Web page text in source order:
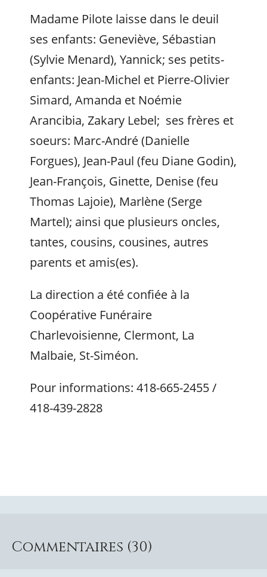
Madame Pilote laisse dans le deuil
ses enfants: Geneviève, Sébastian
(Sylvie Menard), Yannick; ses petits-
enfants: Jean-Michel et Pierre-Olivier
Simard, Amanda et Noémie
Arancibia, Zakary Lebel; ses frères et
soeurs: Marc-André (Danielle
Forgues), Jean-Paul (feu Diane Godin),
Jean-François, Ginette, Denise (feu
Thomas Lajoie), Marlène (Serge
Martel); ainsi que plusieurs oncles,
tantes, cousins, cousines, autres
parents et amis(es).
La direction a été confiée à la
Coopérative Funéraire
Charlevoisienne, Clermont, La
Malbaie, St-Siméon.
Pour informations: 418-665-2455 /
418-439-2828
Commentaires (30)